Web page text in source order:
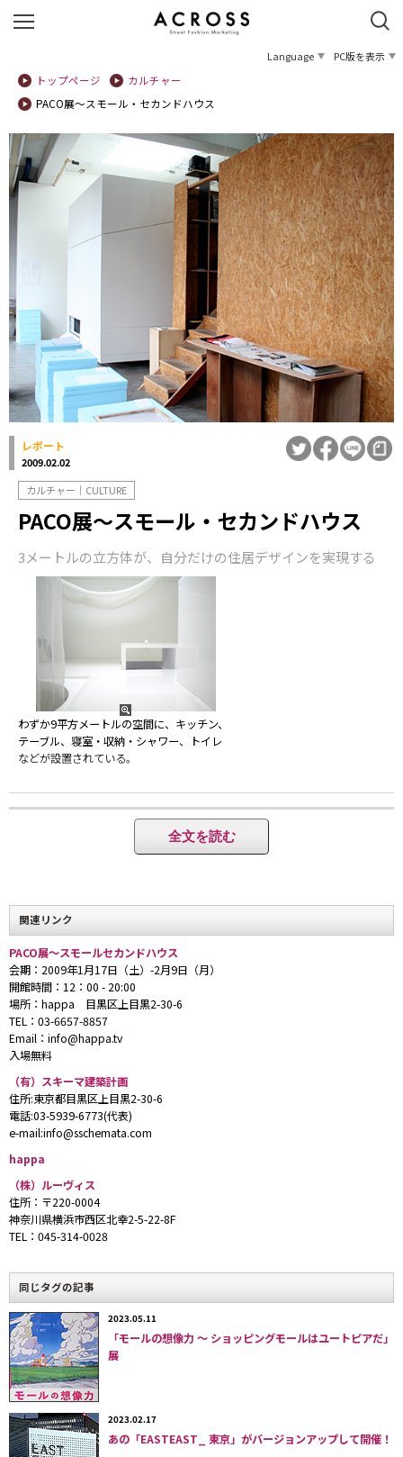
Language
PC版を表示
トップページ
カルチャー
PACO展〜スモール・セカンドハウス
レポート
2009.02.02
カルチャー｜CULTURE
PACO展〜スモール・セカンドハウス
3メートルの立方体が、自分だけの住居デザインを実現する
わずか9平方メートルの空間に、キッチン、
テーブル、寝室・収納・シャワー、トイレ
などが設置されている。
透明感のあるモダンな雰囲気になっている。
オーガンジーに特殊加工が施された
完全防水のシャーワーカーテン。
屋根は油圧シリンダーによって開閉。
ハンモックを屋根にぶら下げ、寝ながら
外の風景を楽しむことができる。
全文を読む
関連リンク
PACO展〜スモールセカンドハウス
会期：2009年1月17日（土）-2月9日（月）
開館時間：12：00 - 20:00
場所：happa 目黒区上目黒2-30-6
TEL：03-6657-8857
Email：info@happa.tv
入場無料
（有）スキーマ建築計画
住所:東京都目黒区上目黒2-30-6
電話:03-5939-6773(代表)
e-mail:info@sschemata.com
happa
（株）ルーヴィス
住所：〒220-0004
神奈川県横浜市西区北幸2-5-22-8F
TEL：045-314-0028
同じタグの記事
2023.05.11
「モールの想像力 〜 ショッピングモールはユートピアだ」
展
2023.02.17
あの「EASTEAST_ 東京」がバージョンアップして開催！